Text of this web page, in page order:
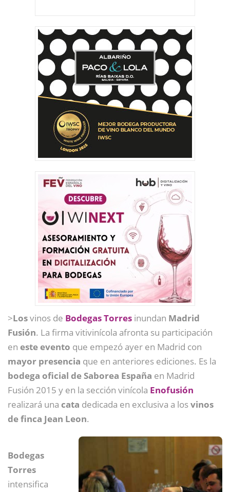
>Losvinos de Bodegas Torres inundan Madrid
Fusión. La firma vitivinícola afronta su participación
en este evento que empezó ayer en Madrid con
mayor presencia que en anteriores ediciones. Es la
bodega oficial de Saborea España en Madrid
Fusión 2015 y en la sección vinícola Enofusión
realizará una cata dedicada en exclusiva a losvinos
de finca Jean Leon.
Bodegas
Torres
intensifica